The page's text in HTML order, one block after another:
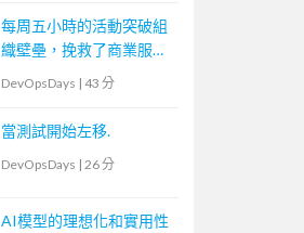
每周五小時的活動突破組
織壁壘，挽救了商業服務
DevOpsDays | 43 分
當測試開始左移.
DevOpsDays | 26 分
AI模型的理想化和實用性